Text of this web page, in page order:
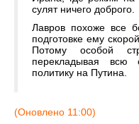
сулят ничего доброго.
Лавров похоже все
подготовке ему
Потому особой
перекладывая всю
политику на Путина.
(Оновлено 11:00)